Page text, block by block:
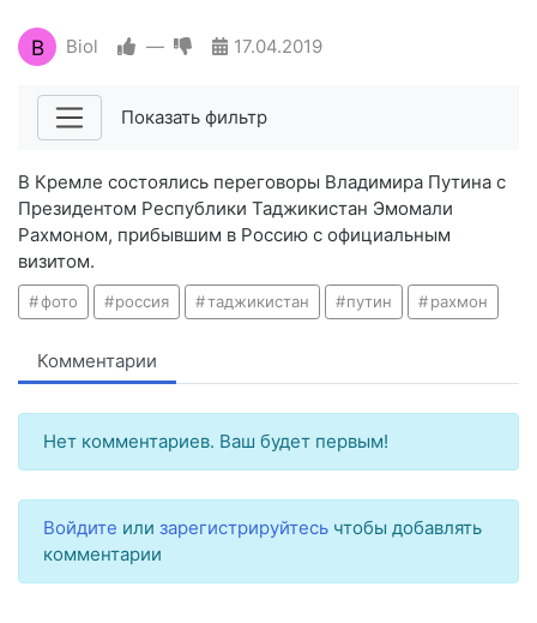
B Biol — 17.04.2019
Показать фильтр
В Кремле состоялись переговоры Владимира Путина с
Президентом Республики Таджикистан Эмомали
Рахмоном, прибывшим в Россию с официальным
визитом.
фото россия таджикистан путин рахмон
Комментарии
Нет комментариев. Ваш будет первым!
Войдите или зарегистрируйтесь чтобы добавлять
комментарии